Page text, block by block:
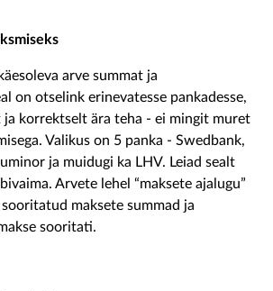
arve summat ja
on otselink erinevatesse pankadesse,
ja korrektselt ära teha - ei mingit muret
Valikus on 5 panka - Swedbank,
ja muidugi ka LHV. Leiad sealt
Arvete lehel “maksete ajalugu”
maksete summad ja
sooritati.